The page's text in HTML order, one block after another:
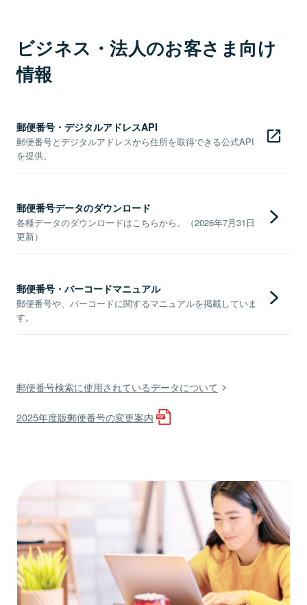
ビジネス・法人のお客さま向け
情報
郵便番号・デジタルアドレスAPI
郵便番号とデジタルアドレスから住所を取得できる公式API
を提供。
郵便番号データのダウンロード
各種データのダウンロードはこちらから。（2026年7月31日
更新）
郵便番号・バーコードマニュアル
郵便番号や、バーコードに関するマニュアルを掲載していま
す。
郵便番号検索に使用されているデータについて
2025年度版郵便番号の変更案内